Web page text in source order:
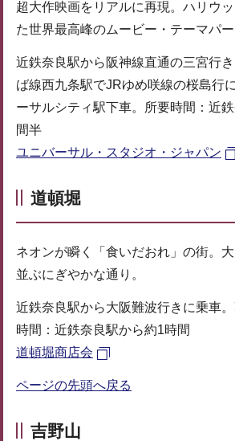
超大作映画をリアルに再現。ハリウ
た世界最高峰のムービー・テーマパー
近鉄奈良駅から阪神線直通の三宮行
ば線西九条駅でJRゆめ咲線の桜島行
ーサルシティ駅下車。所要時間：近
間半
ユニバーサル・スタジオ・ジャパン
道頓堀
ネオンが瞬く「食いだおれ」の街。
並ぶにぎやかな通り。
近鉄奈良駅から大阪難波行きに乗車
時間：近鉄奈良駅から約1時間
道頓堀商店会
ページの先頭へ戻る
吉野山